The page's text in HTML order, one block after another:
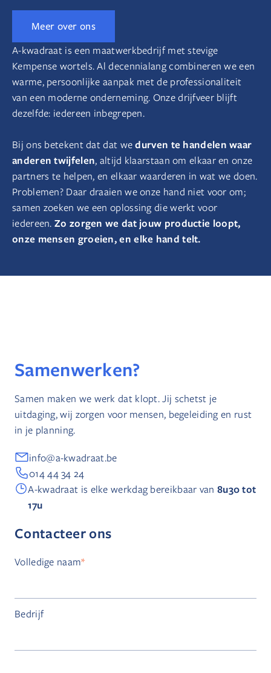
Meer over ons
A-kwadraat is een maatwerkbedrijf met stevige
Kempense wortels. Al decennialang combineren we een
warme, persoonlijke aanpak met de professionaliteit
van een moderne onderneming. Onze drijfveer blijft
dezelfde: iedereen inbegrepen.
Bij ons betekent dat dat wedurven te handelen waar
anderen twijfelen, altijd klaarstaan om elkaar en onze
partners te helpen, en elkaar waarderen in wat we doen.
Problemen? Daar draaien we onze hand niet voor om;
samen zoeken we een oplossing die werkt voor
iedereen. Zo zorgen we dat jouw productie loopt,
onze mensen groeien, en elke hand telt.
Samenwerken?
Samen maken we werk dat klopt. Jij schetst je
uitdaging, wij zorgen voor mensen, begeleiding en rust
in je planning.
info@a-kwadraat.be
014 44 34 24
A-kwadraat is elke werkdag bereikbaar van 8u30 tot
17u
Contacteer ons
Volledige naam*
Bedrijf